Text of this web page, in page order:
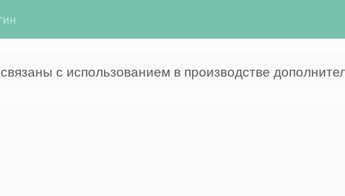
с использованием в производстве